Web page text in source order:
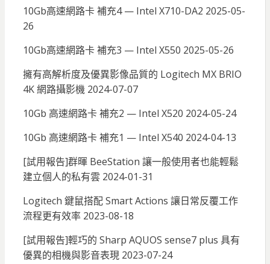
10Gb高速網路卡 補充4 — Intel X710-DA2 2025-05-
26
10Gb高速網路卡 補充3 — Intel X550 2025-05-26
擁有高解析度及優異影像品質的 Logitech MX BRIO
4K 網路攝影機 2024-07-07
10Gb 高速網路卡 補充2 — Intel X520 2024-05-24
10Gb 高速網路卡 補充1 — Intel X540 2024-04-13
[試用報告]群暉 BeeStation 讓一般使用者也能輕鬆
建立個人的私有雲 2024-01-31
Logitech 鍵鼠搭配 Smart Actions 讓日常反覆工作
流程更有效率 2023-08-18
[試用報告]輕巧的 Sharp AQUOS sense7 plus 具有
優異的相機與影音表現 2023-07-24